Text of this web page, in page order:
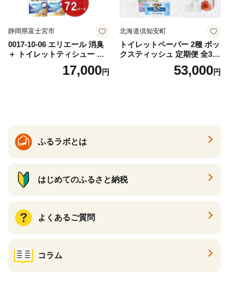
静岡県富士宮市
0017-10-06 エリエール 消臭
＋ トイレットティシュー し
っかり香るフレッシュクリア
の香り ダブル 12ロール×6パ
17,000円
北海道倶知安町
トイレットペーパー 2種 ボッ
クスティッシュ 定期便 全3
回 日本製 まとめ買い 防災
常備品 日用雑貨 消耗品 生活
53,000円
ふるラボとは
はじめてのふるさと納税
よくあるご質問
コラム